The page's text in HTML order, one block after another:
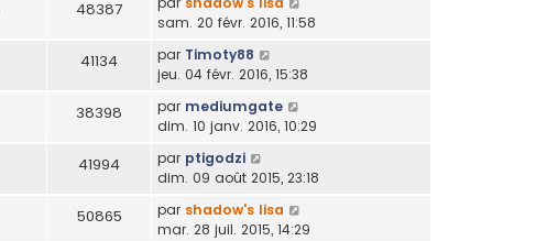
48387
sam. 20 févr. 2016, 11:58
41134 par Timoty88
jeu. 04 févr. 2016, 15:38
38398 par mediumgate
dim. 10 janv. 2016, 10:29
41994 par ptigodzi
dim. 09 août 2015, 23:18
50865 par shadow's lisa
mar. 28 juil. 2015, 14:29